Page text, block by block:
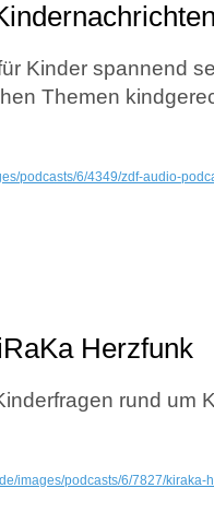
Kinder spannend
Themen
Herzfunk
rund um